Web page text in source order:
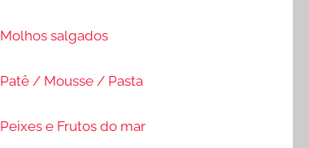
Molhos salgados
Patê / Mousse / Pasta
Peixes e Frutos do mar